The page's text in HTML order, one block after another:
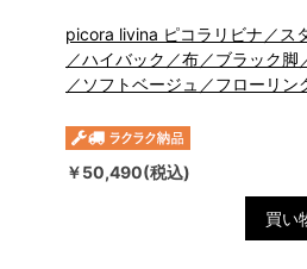
picora livina ピコラリビナ／ス
／ハイバック／布／ブラック脚
／ソフトベージュ／フローリン
￥50,490(税込)
買い